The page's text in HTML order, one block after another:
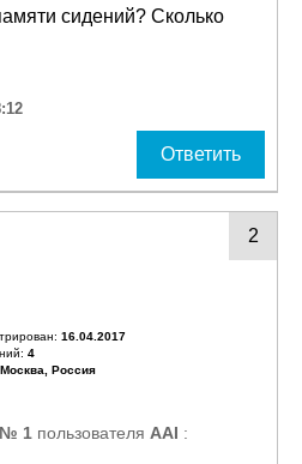
сидений? Сколько
Ответить
2
16.04.2017
4
Москва, Россия
№ 1 пользователя AAI :